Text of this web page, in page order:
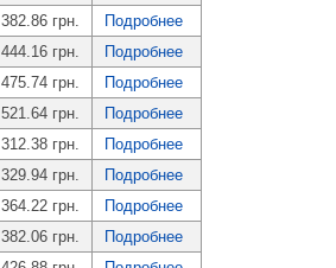
382.86 грн.
Подробнее
444.16 грн.
Подробнее
475.74 грн.
Подробнее
521.64 грн.
Подробнее
312.38 грн.
Подробнее
329.94 грн.
Подробнее
364.22 грн.
Подробнее
382.06 грн.
Подробнее